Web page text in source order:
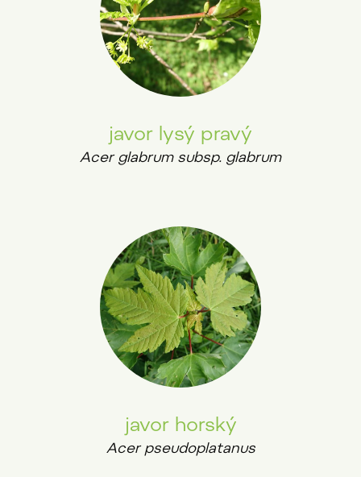
javor lysý pravý
Acer glabrum subsp. glabrum
javor horský
Acer pseudoplatanus